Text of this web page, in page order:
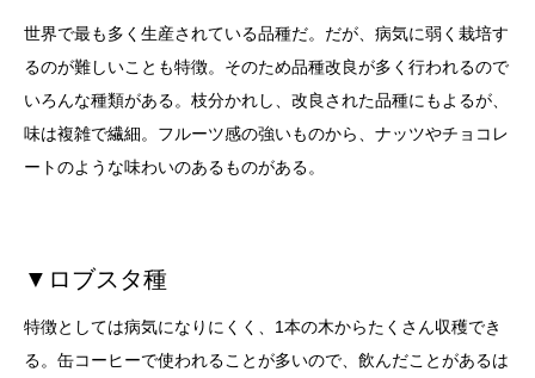
世界で最も多く生産されている品種だ。だが、病気に弱く栽培す
るのが難しいことも特徴。そのため品種改良が多く行われるので
いろんな種類がある。枝分かれし、改良された品種にもよるが、
味は複雑で繊細。フルーツ感の強いものから、ナッツやチョコレ
ートのような味わいのあるものがある。
▼ロブスタ種
特徴としては病気になりにくく、1本の木からたくさん収穫でき
る。缶コーヒーで使われることが多いので、飲んだことがあるは